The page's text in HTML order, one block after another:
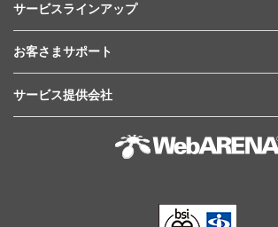
サービスラインアップ
お客さまサポート
サービス提供会社